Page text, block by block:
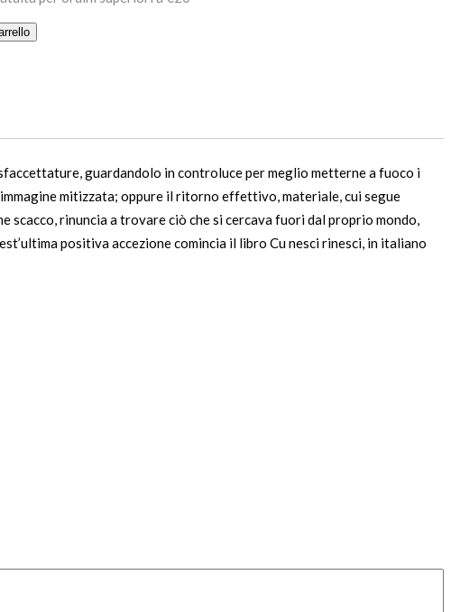
guardandolo in controluce per meglio metterne a fuoco i
mitizzata; oppure il ritorno effettivo, materiale, cui segue
scacco, rinuncia a trovare ciò che si cercava fuori dal proprio mondo,
positiva accezione comincia il libro Cu nesci rinesci, in italiano